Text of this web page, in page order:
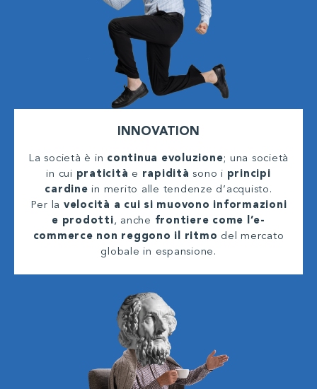
INNOVATION
La società è in continua evoluzione; una società
in cui praticità e rapidità sono i principi
cardine in merito alle tendenze d’acquisto.
Per la velocità a cui si muovono informazioni
e prodotti, anche frontiere come l’e-
commerce non reggono il ritmo del mercato
globale in espansione.